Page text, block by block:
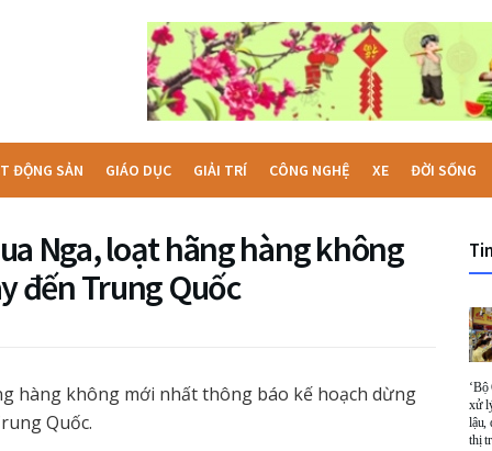
ĐỘNG SẢN GIÁO DỤC GIẢI TRÍ CÔNG NGHỆ XE ĐỜI SỐNG
Nga, loạt hãng hàng không
đến Trung Quốc
hàng không mới nhất thông báo kế hoạch dừng
Quốc.
xử
lậu,
thị